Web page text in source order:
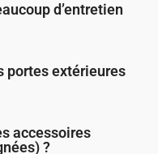
d’entretien
portes extérieures
accessoires
?